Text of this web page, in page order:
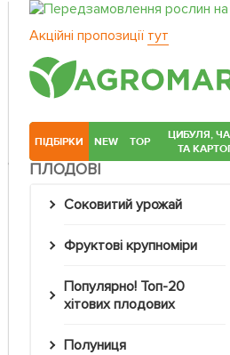
Акційні пропозиції тут
ПІДБІРКИ NEW TOP
ЦИБУЛЯ,
ТА
ПЛОДОВІ
Соковитий урожай
Фруктові крупноміри
Популярно! Топ-20
хітових плодових
Полуниця